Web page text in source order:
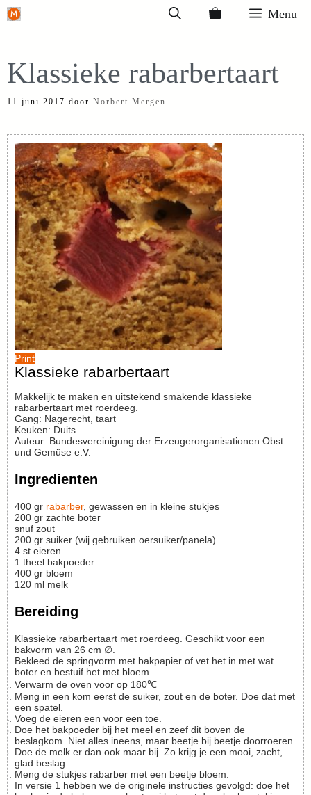
Ga
inhoud
Menu
Klassieke rabarbertaart
11 juni 2017 door Norbert Mergen
Print
Klassieke rabarbertaart
Makkelijk te maken en uitstekend smakende klassieke
rabarbertaart met roerdeeg.
Gang: Nagerecht, taart
Keuken: Duits
Auteur: Bundesvereinigung der Erzeugerorganisationen Obst
und Gemüse e.V.
Ingredienten
400 gr rabarber, gewassen en in kleine stukjes
200 gr zachte boter
snuf zout
200 gr suiker (wij gebruiken oersuiker/panela)
4 st eieren
1 theel bakpoeder
400 gr bloem
120 ml melk
Bereiding
Klassieke rabarbertaart met roerdeeg. Geschikt voor een
bakvorm van 26 cm ∅.
Bekleed de springvorm met bakpapier of vet het in met wat
boter en bestuif het met bloem.
Verwarm de oven voor op 180℃
Meng in een kom eerst de suiker, zout en de boter. Doe dat met
een spatel.
Voeg de eieren een voor een toe.
Doe het bakpoeder bij het meel en zeef dit boven de
beslagkom. Niet alles ineens, maar beetje bij beetje doorroeren.
Doe de melk er dan ook maar bij. Zo krijg je een mooi, zacht,
glad beslag.
Meng de stukjes rabarber met een beetje bloem.
In versie 1 hebben we de originele instructies gevolgd: doe het